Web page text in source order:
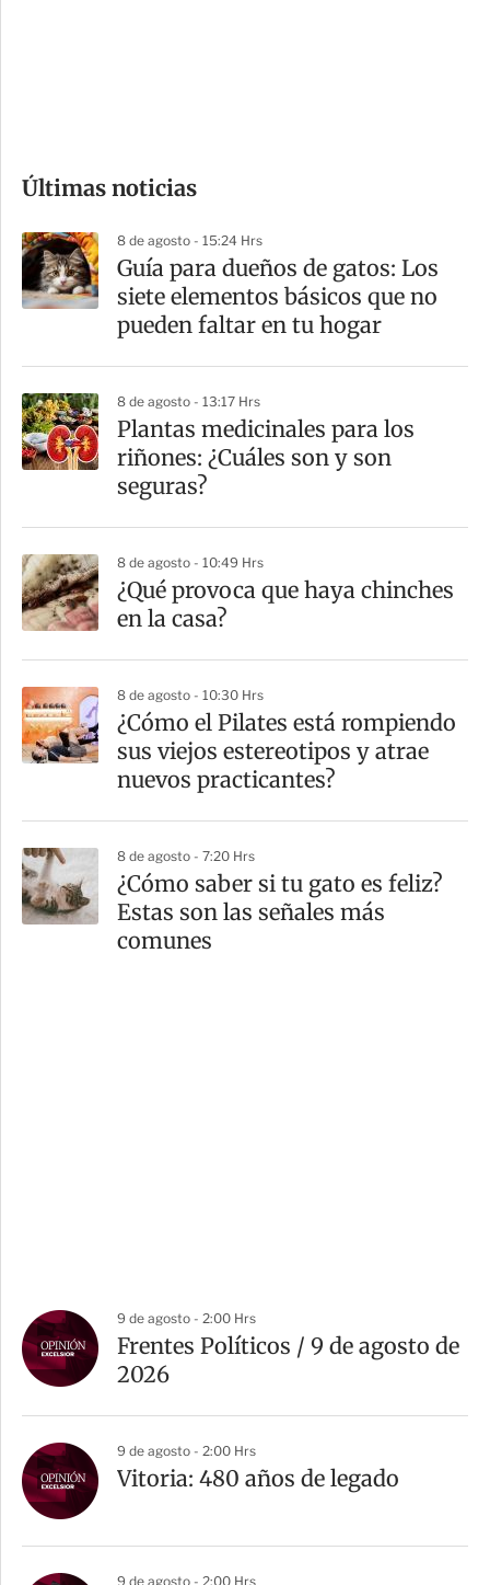
m
a
r
t
Últimas noticias
8 de agosto - 15:24 Hrs
Guía para dueños de gatos: Los
siete elementos básicos que no
pueden faltar en tu hogar
8 de agosto - 13:17 Hrs
Plantas medicinales para los
riñones: ¿Cuáles son y son
seguras?
8 de agosto - 10:49 Hrs
¿Qué provoca que haya chinches
en la casa?
8 de agosto - 10:30 Hrs
¿Cómo el Pilates está rompiendo
sus viejos estereotipos y atrae
nuevos practicantes?
8 de agosto - 7:20 Hrs
¿Cómo saber si tu gato es feliz?
Estas son las señales más
comunes
9 de agosto - 2:00 Hrs
Frentes Políticos / 9 de agosto de
2026
9 de agosto - 2:00 Hrs
Vitoria: 480 años de legado
9 de agosto - 2:00 Hrs